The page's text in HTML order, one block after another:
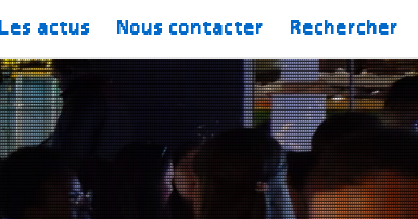
Les actus Nous contacter Rechercher